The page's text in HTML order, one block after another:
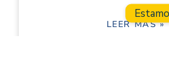
LEER MÁS »